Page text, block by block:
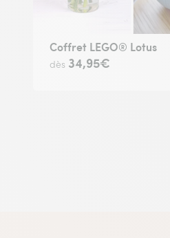
Coffret LEGO® Lotus
dès 34,95€